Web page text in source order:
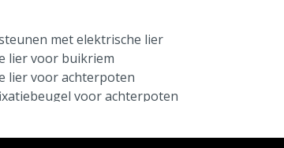
met elektrische lier
lier voor buikriem
lier voor achterpoten
voor achterpoten